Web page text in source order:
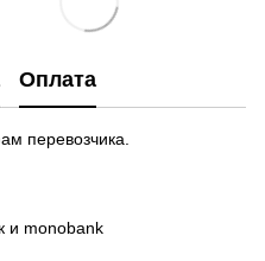
Оплата
перевозчика.
и monobank